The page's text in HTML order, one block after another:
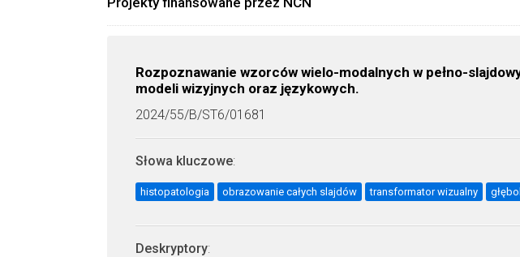
Rozpoznawanie wzorców wielo-modalnych w pełno-
modeli wizyjnych oraz językowych.
2024/55/B/ST6/01681
Słowa kluczowe:
histopatologia obrazowanie całych slajdów transformator wizualny
Deskryptory: